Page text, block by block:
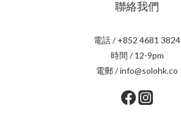
聯絡我們
電話 / +852 4681 3824
時間 / 12-9pm
電郵 / info@solohk.co